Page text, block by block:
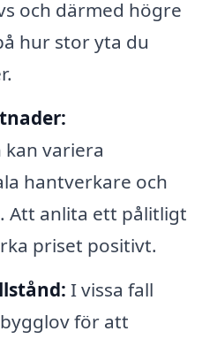
och därmed högre
hur stor yta du
variera
hantverkare och
Att anlita ett pålitligt
priset positivt.
I vissa fall
för att